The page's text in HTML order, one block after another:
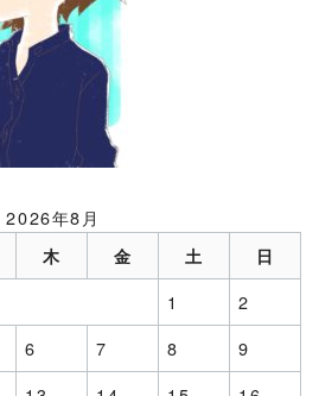
2026年8月
木 金 土 日
1
2
6 7 8
9